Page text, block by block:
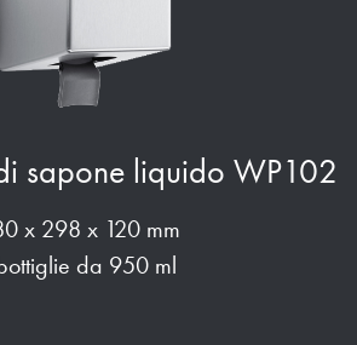
sapone liquido WP102
x 298 x 120 mm
da 950 ml